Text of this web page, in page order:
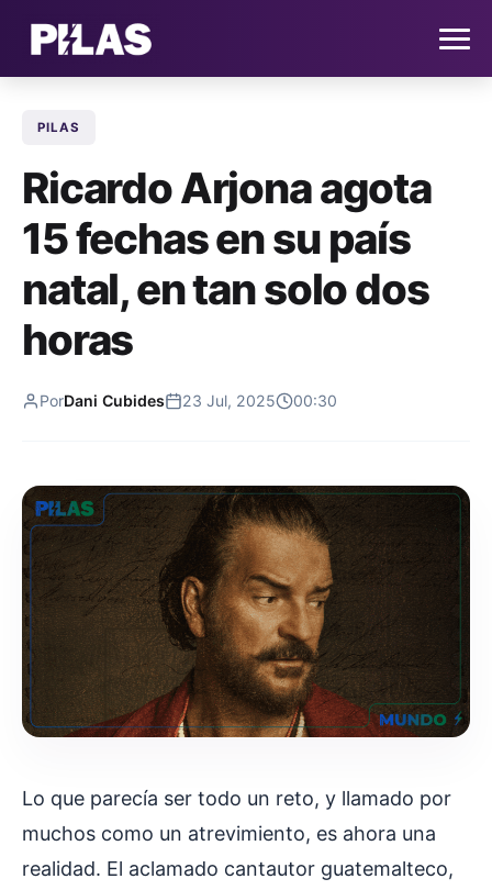
NOTICIAS
QUIÉNES SOMOS
CONTACTO
SUSCRÍBETE
PILAS
Ricardo Arjona agota
15 fechas en su país
natal, en tan solo dos
horas
PorDani Cubides 23 Jul, 2025 00:30
Lo que parecía ser todo un reto, y llamado por
muchos como un atrevimiento, es ahora una
realidad. El aclamado cantautor guatemalteco,